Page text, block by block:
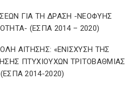
ΓΙΑ ΤΗ ΔΡΑΣΗ -ΝΕΟΦΥΗΣ
(ΕΣΠΑ 2014 – 2020)
ΑΙΤΗΣΗΣ: «ΕΝΙΣΧΥΣΗ ΤΗΣ
ΠΤΥΧΙΟΥΧΩΝ ΤΡΙΤΟΒΑΘΜΙΑΣ
2014-2020)